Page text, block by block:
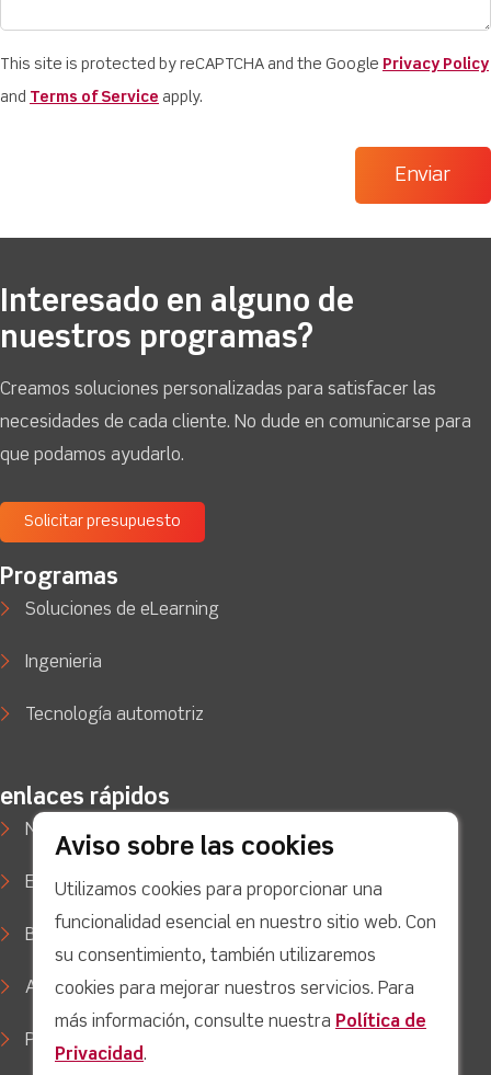
This site is protected by reCAPTCHA and the Google Privacy Policy
and Terms of Service apply.
Interesado en alguno de
nuestros programas?
Creamos soluciones personalizadas para satisfacer las
necesidades de cada cliente. No dude en comunicarse para
que podamos ayudarlo.
Solicitar presupuesto
Programas
Soluciones de eLearning
Ingenieria
Tecnología automotriz
enlaces rápidos
Noticias
Estudios de caso
Blog
Apoyo
Política de privacidad
Aviso sobre las cookies
Utilizamos cookies para proporcionar una
funcionalidad esencial en nuestro sitio web. Con
su consentimiento, también utilizaremos
cookies para mejorar nuestros servicios. Para
más información, consulte nuestra Política de
Privacidad.